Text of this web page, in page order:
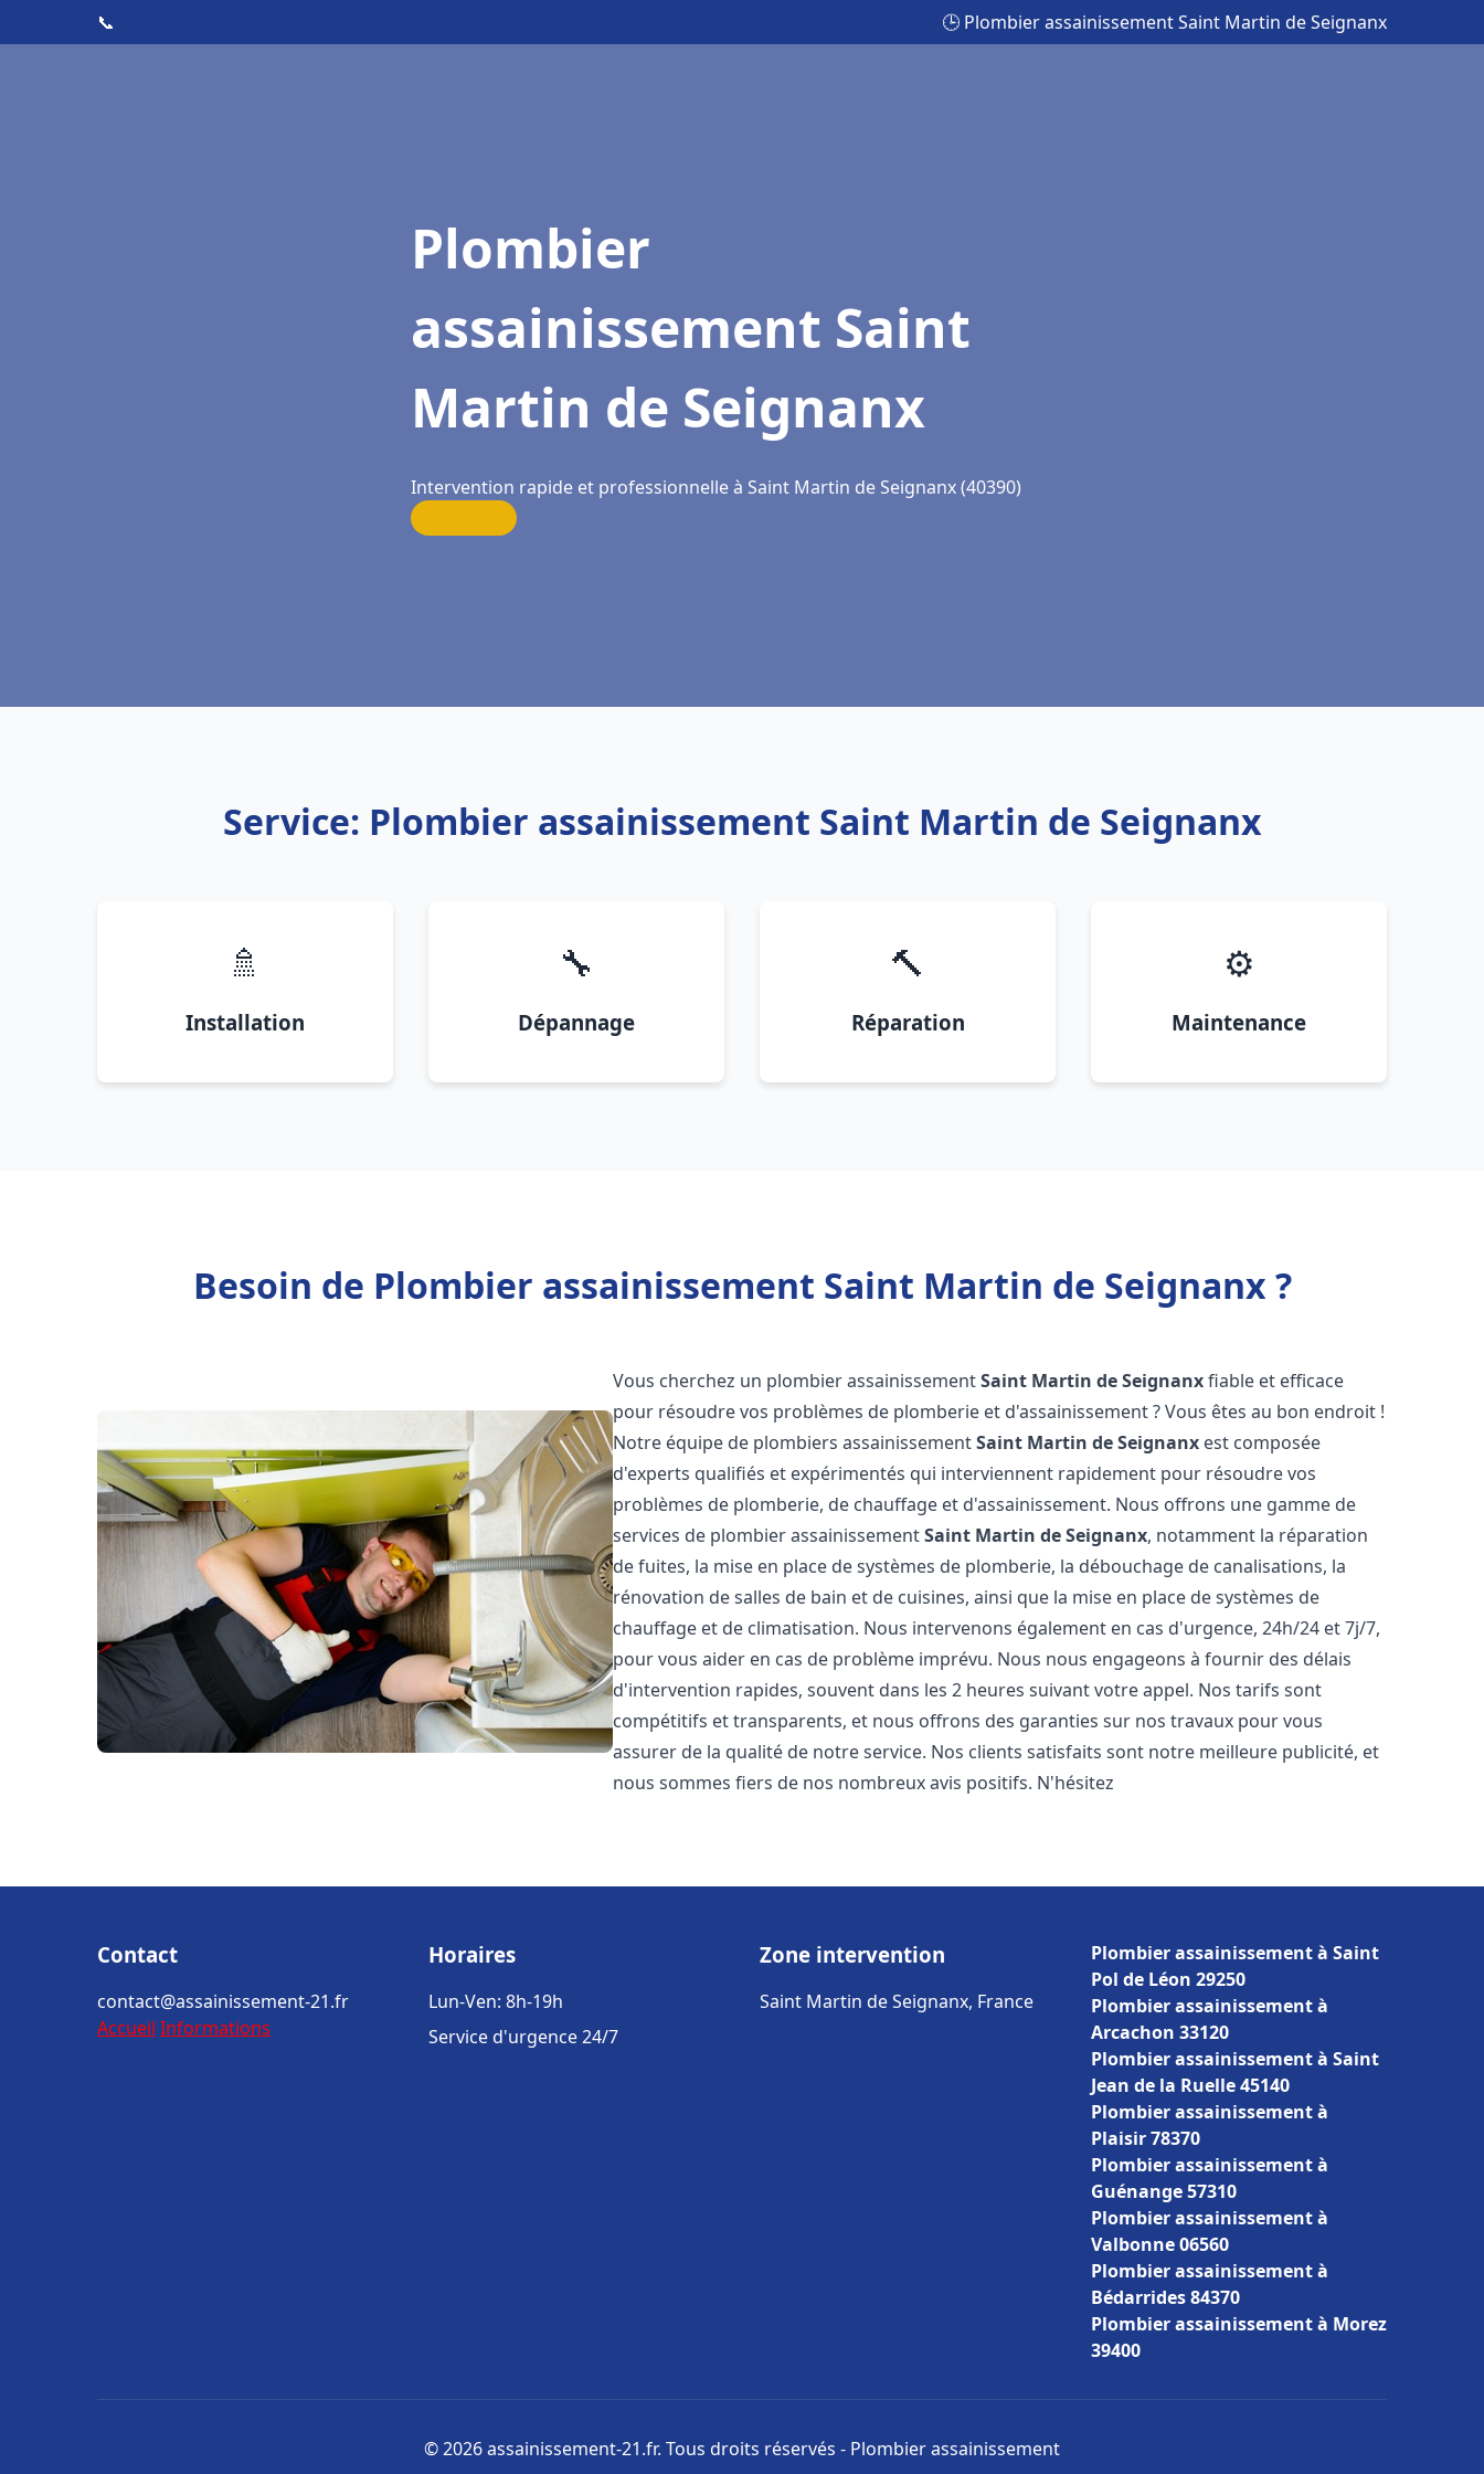
📞 🕒 Plombier assainissement Saint Martin de Seignanx
Plombier
assainissement Saint
Martin de Seignanx
Intervention rapide et professionnelle à Saint Martin de Seignanx (40390)
Service: Plombier assainissement Saint Martin de Seignanx
🚿
Installation
🔧
Dépannage
🔨
Réparation
⚙️
Maintenance
Besoin de Plombier assainissement Saint Martin de Seignanx ?
Vous cherchez un plombier assainissementSaint Martin de Seignanxfiable et efficace
pour résoudre vos problèmes de plomberie et d'assainissement ? Vous êtes au bon endroit !
Notre équipe de plombiers assainissementSaint Martin de Seignanx est composée
d'experts qualifiés et expérimentés qui interviennent rapidement pour résoudre vos
problèmes de plomberie, de chauffage et d'assainissement. Nous offrons une gamme de
services de plombier assainissementSaint Martin de Seignanx, notamment la réparation
de fuites, la mise en place de systèmes de plomberie, la débouchage de canalisations, la
rénovation de salles de bain et de cuisines, ainsi que la mise en place de systèmes de
chauffage et de climatisation. Nous intervenons également en cas d'urgence, 24h/24 et 7j/7,
pour vous aider en cas de problème imprévu. Nous nous engageons à fournir des délais
d'intervention rapides, souvent dans les 2 heures suivant votre appel. Nos tarifs sont
compétitifs et transparents, et nous offrons des garanties sur nos travaux pour vous
assurer de la qualité de notre service. Nos clients satisfaits sont notre meilleure publicité, et
nous sommes fiers de nos nombreux avis positifs. N'hésitez
Contact
contact@assainissement-21.fr
Accueil Informations
Horaires
Lun-Ven: 8h-19h
Service d'urgence 24/7
Zone intervention
Saint Martin de Seignanx, France
Plombier assainissement à Saint
Pol de Léon 29250
Plombier assainissement à
Arcachon 33120
Plombier assainissement à Saint
Jean de la Ruelle 45140
Plombier assainissement à
Plaisir 78370
Plombier assainissement à
Guénange 57310
Plombier assainissement à
Valbonne 06560
Plombier assainissement à
Bédarrides 84370
Plombier assainissement à Morez
39400
© 2026 assainissement-21.fr. Tous droits réservés - Plombier assainissement